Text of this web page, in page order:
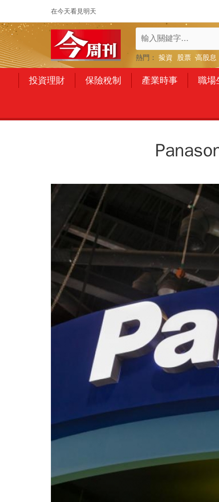
在今天看見明天
熱門： 投資 股票 高股息
投資理財 保險稅制 產業時事 職場